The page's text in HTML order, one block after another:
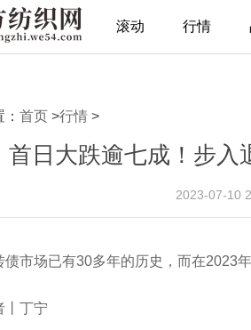
滚动 行情
首页 >行情 >
首日大跌逾七成！步
2023-07-10
债市场已有30多年的历史，而在2023
丨丁宁